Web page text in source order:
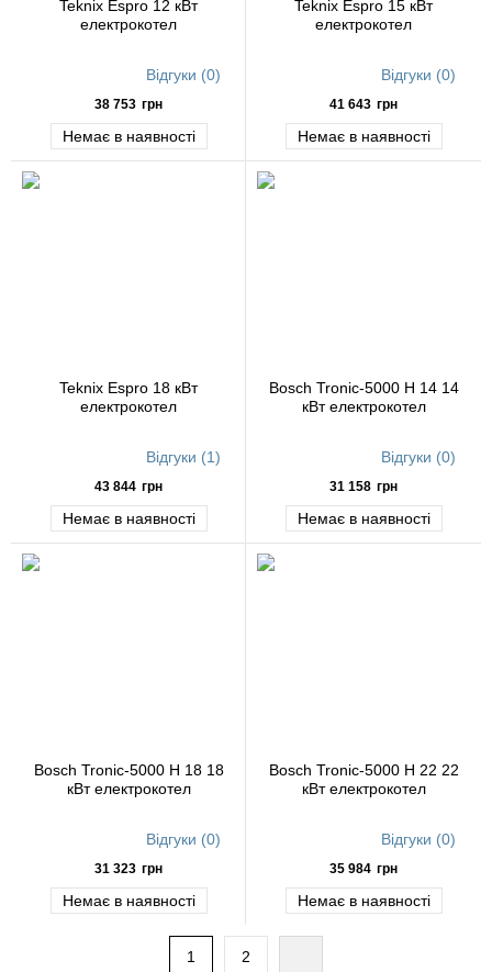
Teknix Espro 12 кВт
електрокотел
Відгуки (0)
38 753 грн
Немає в наявності
Teknix Espro 15 кВт
електрокотел
Відгуки (0)
41 643 грн
Немає в наявності
Teknix Espro 18 кВт
електрокотел
Відгуки (1)
43 844 грн
Немає в наявності
Bosch Tronic-5000 H 14 14
кВт електрокотел
Відгуки (0)
31 158 грн
Немає в наявності
Bosch Tronic-5000 H 18 18
кВт електрокотел
Відгуки (0)
31 323 грн
Немає в наявності
Bosch Tronic-5000 H 22 22
кВт електрокотел
Відгуки (0)
35 984 грн
Немає в наявності
1 2